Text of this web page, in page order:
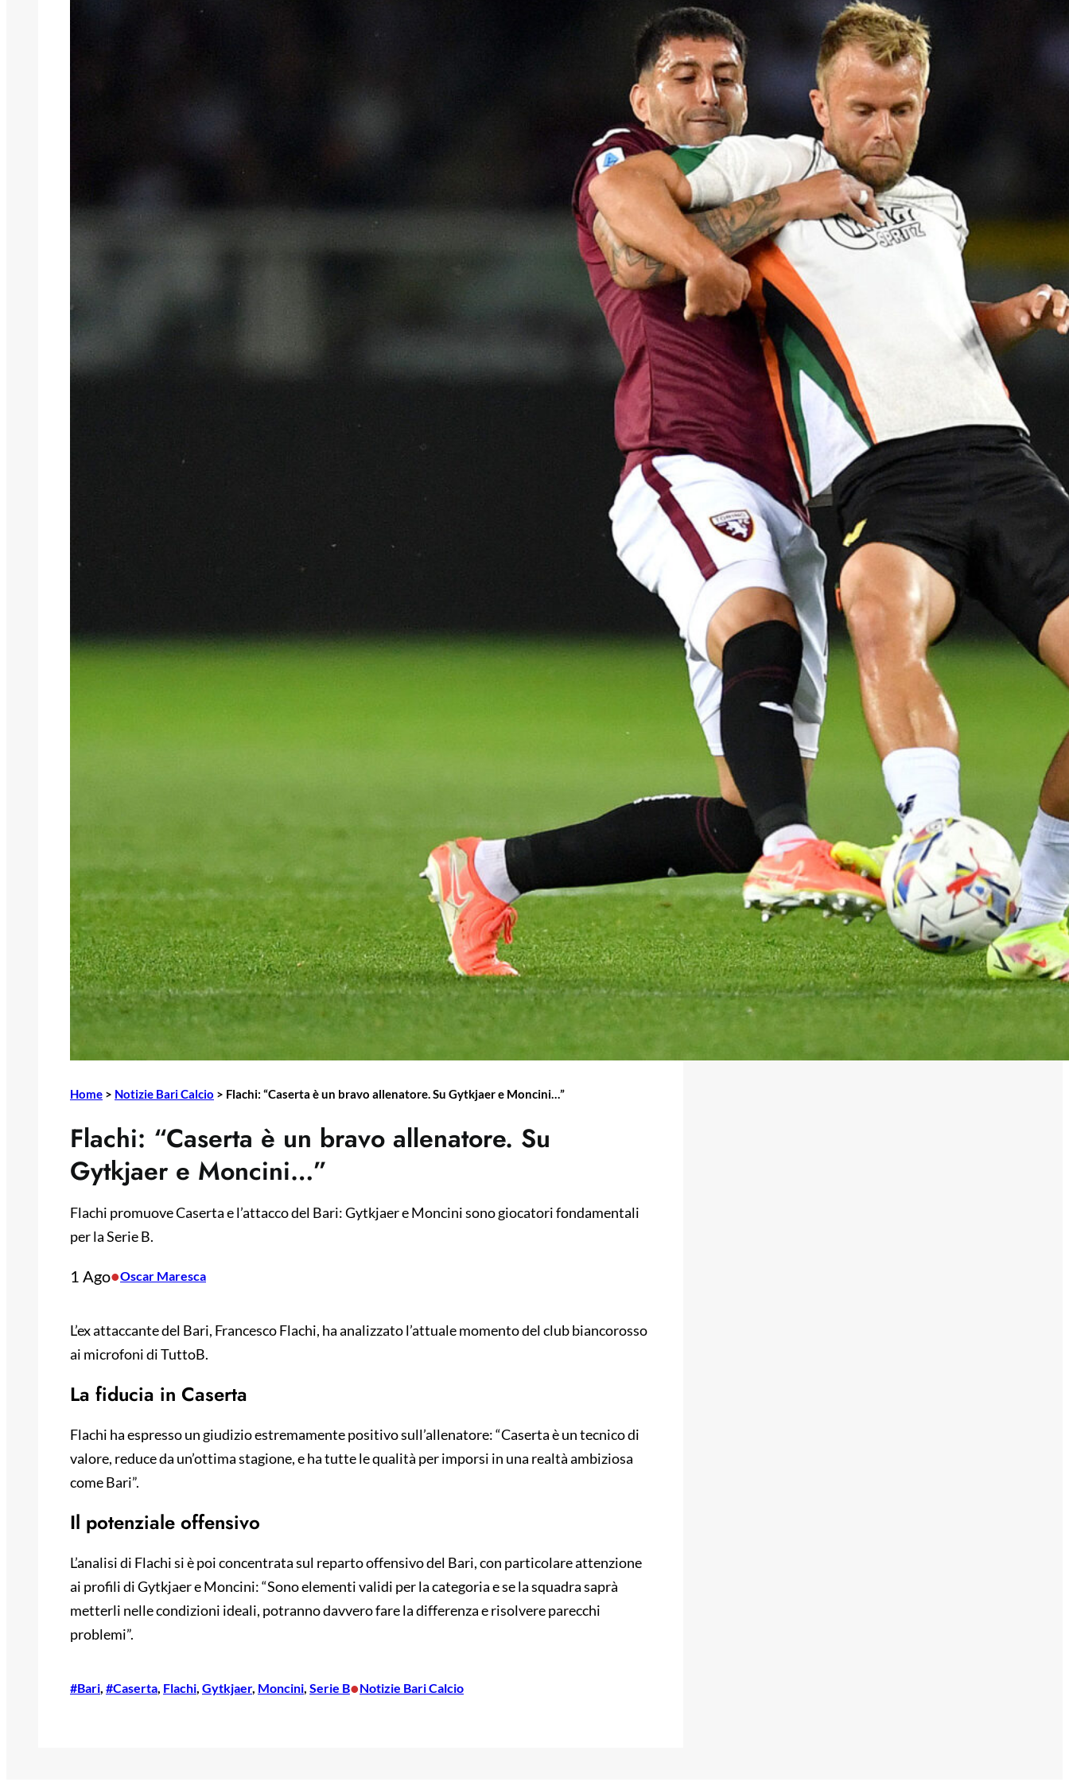
Home > Notizie Bari Calcio > Flachi: “Caserta è un bravo allenatore. Su Gytkjaer e Moncini…”
Flachi: “Caserta è un bravo allenatore. Su
Gytkjaer e Moncini…”
Flachi promuove Caserta e l’attacco del Bari: Gytkjaer e Moncini sono giocatori fondamentali
per la Serie B.
1 Ago•Oscar Maresca
L’ex attaccante del Bari, Francesco Flachi, ha analizzato l’attuale momento del club biancorosso
ai microfoni di TuttoB.
La fiducia in Caserta
Flachi ha espresso un giudizio estremamente positivo sull’allenatore: “Caserta è un tecnico di
valore, reduce da un’ottima stagione, e ha tutte le qualità per imporsi in una realtà ambiziosa
come Bari”.
Il potenziale offensivo
L’analisi di Flachi si è poi concentrata sul reparto offensivo del Bari, con particolare attenzione
ai profili di Gytkjaer e Moncini: “Sono elementi validi per la categoria e se la squadra saprà
metterli nelle condizioni ideali, potranno davvero fare la differenza e risolvere parecchi
problemi”.
#Bari, #Caserta, Flachi, Gytkjaer, Moncini, Serie B•Notizie Bari Calcio
Ripescaggio in Serie B per il Bari: la
speranza è legata alla crisi della Juve
Stabia
28 Maggio 2026
Futuro Bari, Leccese a De Laurentiis:
“Serve un piano industriale serio,
non siamo una seconda squadra”
27 Maggio 2026